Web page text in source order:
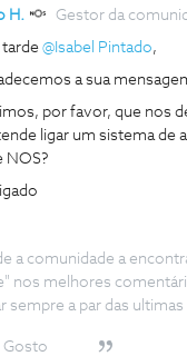
H. Gestor da
@Isabel Pintado,
a sua
por favor, que nos
ligar um sistema de
NOS?
a comunidade a
nos melhores
sempre a par das
Gosto